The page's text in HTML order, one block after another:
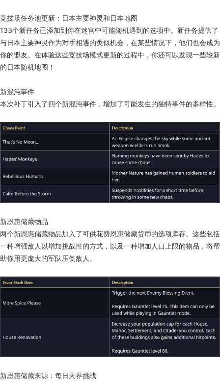
团队时给予AI更多可变力量。此类事件的最大稀有度选择方式与玩家祝福
事件相同。它们是独立控制的，以提供更多玩家控制权。
竞技场任务池更新：日本主要神灵和日本地图
133个新任务已添加到你在迷宫中可能随机遇到的选项中。新任务提供了
你的盟友。在体验这些竞技场模式更新的过程中，你还可以发现一些较新
的日本随机地图！
新混沌事件
本次补丁引入了四个新混沌事件，增加了可能发生的独特事件的多样性。
新恩惠储藏物品
一种增强敌人以增加挑战性的方式，以及一种增加人口上限的物品，将帮